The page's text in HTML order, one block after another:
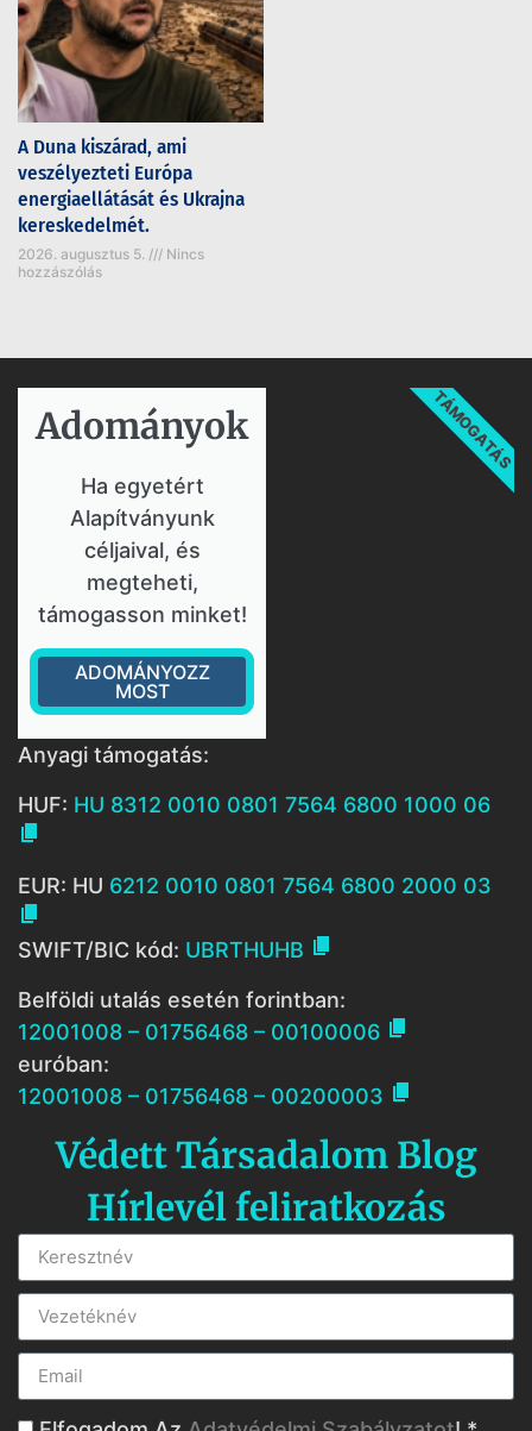
A Duna kiszárad, ami
veszélyezteti Európa
energiaellátását és Ukrajna
kereskedelmét.
2026. augusztus 5.
Nincs
hozzászólás
Adományok​
Ha egyetért
Alapítványunk
céljaival, és
megteheti,
támogasson minket!
ADOMÁNYOZZ
MOST
TÁMOGATÁS
Anyagi támogatás:
HUF: HU 8312 0010 0801 7564 6800 1000 06

EUR: HU 6212 0010 0801 7564 6800 2000 03

SWIFT/BIC kód: UBRTHUHB 
Belföldi utalás esetén forintban:
12001008 – 01756468 – 00100006 
euróban:
12001008 – 01756468 – 00200003 
Védett Társadalom Blog
Hírlevél feliratkozás